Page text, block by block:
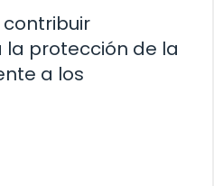
protección de la
a los